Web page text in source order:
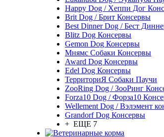
Happy Dog / Хеппи Дог
Brit Dog / Брит Консервы
Best Dinner Dog / Бест
Blitz Dog Консервы
Gemon Dog Консервы
Мнямс Собаки Консервы
Award Dog Консервы
Edel Dog Консервы
ТерриториЯ Собаки Паучи
ZooRing Dog / ЗооРинг
Forza10 Dog / Форза10
Wellement Dog / Вэлэмент
Grandorf Dog Консервы
+ ЕЩЕ 7